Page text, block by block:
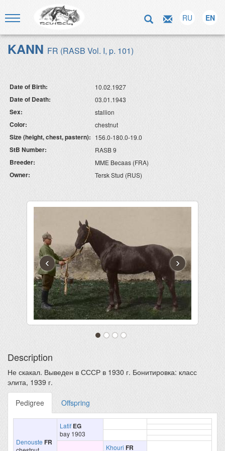
RU EN
KANN FR (RASB Vol. I, p. 101)
Date of Birth: 10.02.1927
Date of Death: 03.01.1943
Sex: stallion
Color: chestnut
Size (height, chest, pastern): 156.0-180.0-19.0
StB Number: RASB 9
Breeder: MME Becaas (FRA)
Owner: Tersk Stud (RUS)
‹ ›
Description
Не скакал. Выведен в СССР в 1930 г. Бонитировка: класс
элита, 1939 г.
Pedigree Offspring
Denouste FR
Latif EG
bay 1903
Khouri FR